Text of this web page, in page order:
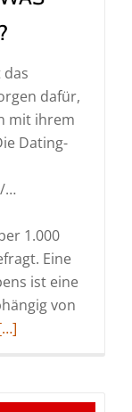
das
dafür,
mit ihrem
Dating-
…
1.000
Eine
ist eine
von